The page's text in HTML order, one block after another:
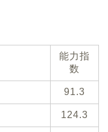
能力指
数
91.3
124.3